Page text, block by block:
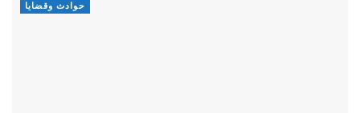
حوادث وقضايا